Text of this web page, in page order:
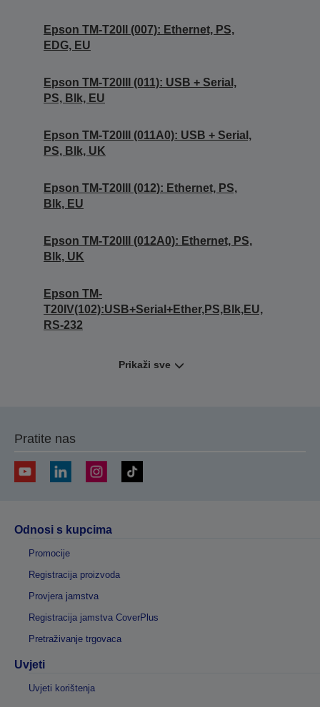
Epson TM-T20II (007): Ethernet, PS,
EDG, EU
Epson TM-T20III (011): USB + Serial,
PS, Blk, EU
Epson TM-T20III (011A0): USB + Serial,
PS, Blk, UK
Epson TM-T20III (012): Ethernet, PS,
Blk, EU
Epson TM-T20III (012A0): Ethernet, PS,
Blk, UK
Epson TM-
T20IV(102):USB+Serial+Ether,PS,Blk,EU,
RS-232
Prikaži sve
Pratite nas
Odnosi s kupcima
Promocije
Registracija proizvoda
Provjera jamstva
Registracija jamstva CoverPlus
Pretraživanje trgovaca
Uvjeti
Uvjeti korištenja